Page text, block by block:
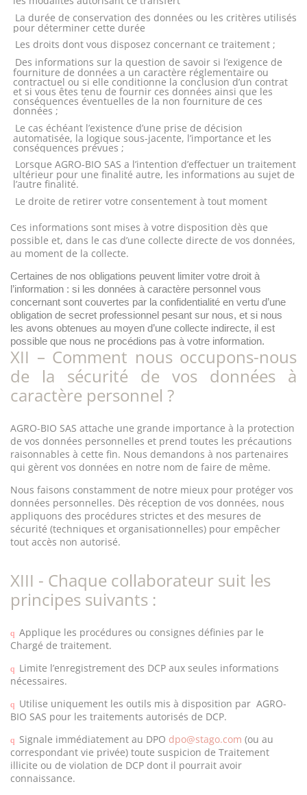
La durée de conservation des données ou les critères utilisés
pour déterminer cette durée
Les droits dont vous disposez concernant ce traitement ;
Des informations sur la question de savoir si l’exigence de
fourniture de données a un caractère réglementaire ou
contractuel ou si elle conditionne la conclusion d’un contrat
et si vous êtes tenu de fournir ces données ainsi que les
conséquences éventuelles de la non fourniture de ces
données ;
Le cas échéant l’existence d’une prise de décision
automatisée, la logique sous-jacente, l’importance et les
conséquences prévues ;
Lorsque AGRO-BIO SAS a l’intention d’effectuer un traitement
ultérieur pour une finalité autre, les informations au sujet de
l’autre finalité.
Le droite de retirer votre consentement à tout moment
Ces informations sont mises à votre disposition dès que
possible et, dans le cas d’une collecte directe de vos données,
au moment de la collecte.
Certaines de nos obligations peuvent limiter votre droit à
l’information : si les données à caractère personnel vous
concernant sont couvertes par la confidentialité en vertu d’une
obligation de secret professionnel pesant sur nous, et si nous
les avons obtenues au moyen d’une collecte indirecte, il est
possible que nous ne procédions pas à votre information.
XII – Comment nous occupons-nous
de la sécurité de vos données à
caractère personnel ?
AGRO-BIO SAS attache une grande importance à la protection
de vos données personnelles et prend toutes les précautions
raisonnables à cette fin. Nous demandons à nos partenaires
qui gèrent vos données en notre nom de faire de même.
Nous faisons constamment de notre mieux pour protéger vos
données personnelles. Dès réception de vos données, nous
appliquons des procédures strictes et des mesures de
sécurité (techniques et organisationnelles) pour empêcher
tout accès non autorisé.
XIII - Chaque collaborateur suit les
principes suivants :
q Applique les procédures ou consignes définies par le
Chargé de traitement.
q Limite l’enregistrement des DCP aux seules informations
nécessaires.
q Utilise uniquement les outils mis à disposition par AGRO-
BIO SAS pour les traitements autorisés de DCP.
q Signale immédiatement au DPO dpo@stago.com (ou au
correspondant vie privée) toute suspicion de Traitement
illicite ou de violation de DCP dont il pourrait avoir
connaissance.